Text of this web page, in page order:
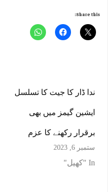
Share this:
ندا ڈار کا جیت کا تسلسل
ایشین گیمز میں بھی
برقرار رکھنے کا عزم
ستمبر 6, 2023
In "کھیل"